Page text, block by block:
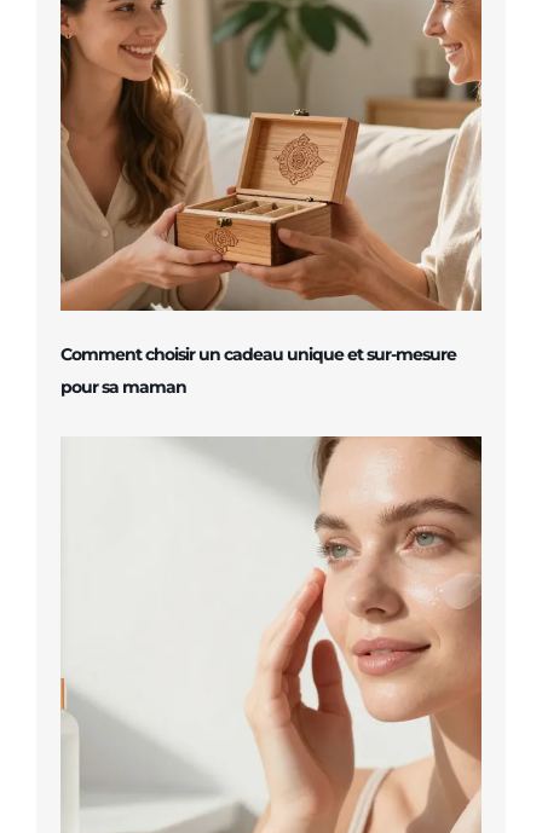
Comment choisir un cadeau unique et sur-mesure
pour sa maman